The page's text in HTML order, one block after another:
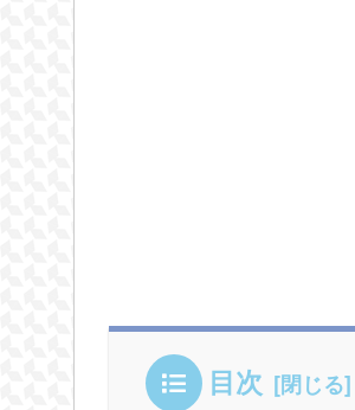
目次